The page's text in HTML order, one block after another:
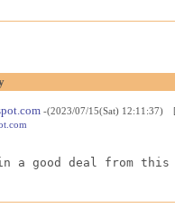
-(2023/07/15(Sat) 12:11:37)
a good deal from this